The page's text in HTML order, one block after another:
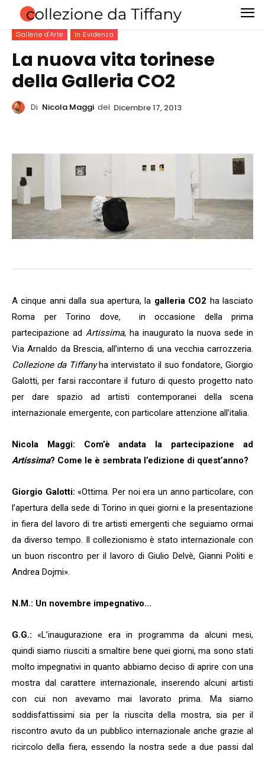
Gallerie d'Arte In Evidenza
La nuova vita torinese
della Galleria CO2
Di Nicola Maggi del Dicembre 17, 2013
A cinque anni dalla sua apertura, la galleria CO2 ha lasciato
Roma per Torino dove, in occasione della prima
partecipazione ad Artissima, ha inaugurato la nuova sede in
Via Arnaldo da Brescia, all’interno di una vecchia carrozzeria.
Collezione da Tiffanyha intervistato il suo fondatore, Giorgio
Galotti, per farsi raccontare il futuro di questo progetto nato
per dare spazio ad artisti contemporanei della scena
internazionale emergente, con particolare attenzione all’italia.
Nicola Maggi: Com’è andata la partecipazione ad
Artissima? Come le è sembrata l’edizione di quest’anno?
Giorgio Galotti: «Ottima. Per noi era un anno particolare, con
l’apertura della sede di Torino in quei giorni e la presentazione
in fiera del lavoro di tre artisti emergenti che seguiamo ormai
da diverso tempo. Il collezionismo è stato internazionale con
un buon riscontro per il lavoro di Giulio Delvè, Gianni Politi e
Andrea Dojmi».
N.M.: Un novembre impegnativo…
G.G.: «L’inaugurazione era in programma da alcuni mesi,
quindi siamo riusciti a smaltire bene quei giorni, ma sono stati
molto impegnativi in quanto abbiamo deciso di aprire con una
mostra dal carattere internazionale, inserendo alcuni artisti
con cui non avevamo mai lavorato prima. Ma siamo
soddisfattissimi sia per la riuscita della mostra, sia per il
riscontro avuto da un pubblico internazionale anche grazie al
ricircolo della fiera, essendo la nostra sede a due passi dal